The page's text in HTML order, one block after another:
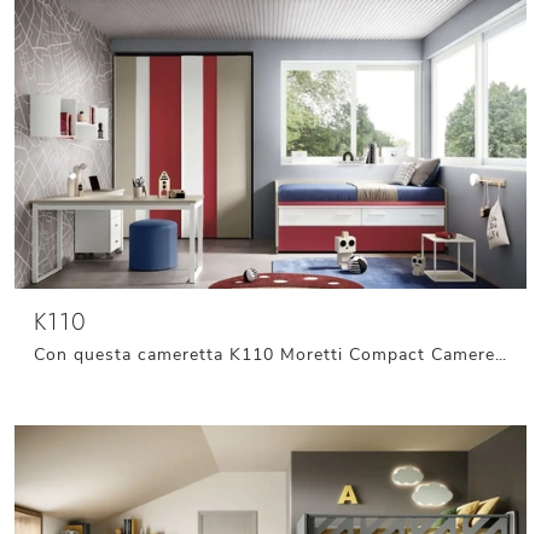
K110
Con questa cameretta K110 Moretti Compact Camerette, tra le soluzioni componibili, potrai progettare stanze moderne per bambini.